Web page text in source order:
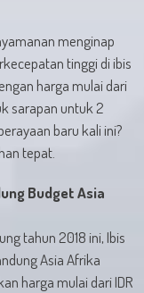
menginap
tinggi di ibis
harga mulai dari
sarapan untuk 2
baru kali ini?
tepat.
Budget Asia
tahun 2018 ini, Ibis
Asia Afrika
harga mulai dari IDR